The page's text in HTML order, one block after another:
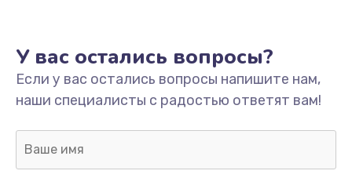
Замена/Pемонт карбюратора
1300 руб.
Заказать
Ремонт капиллярной трубки
У вас остались вопросы?
Если у вас остались вопросы напишите нам,
наши специалисты с радостью ответят вам!